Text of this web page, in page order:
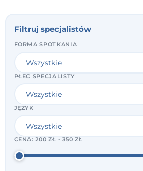
Filtruj specjalistów
FORMA SPOTKANIA
PŁEĆ SPECJALISTY
JĘZYK
CENA:200 ZŁ - 350 ZŁ